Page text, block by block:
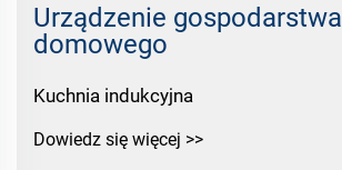
Urządzenie gospodarstwa
domowego
Kuchnia indukcyjna
Dowiedz się więcej >>